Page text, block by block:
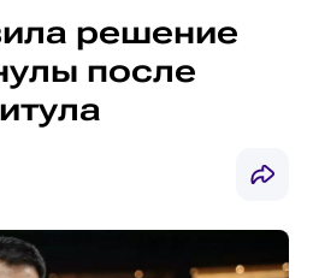
решение
после